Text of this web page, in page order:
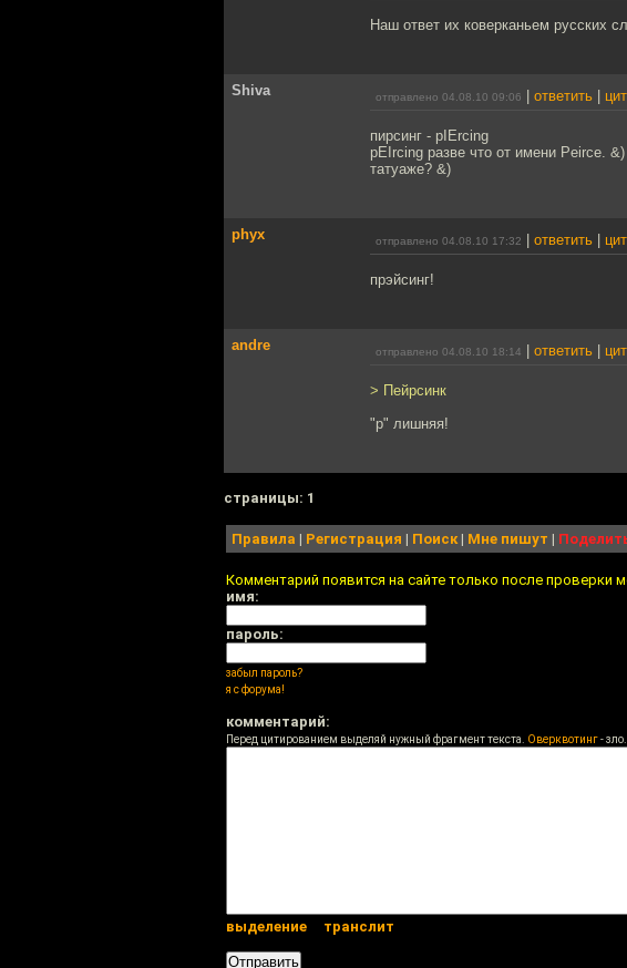
Наш ответ их коверканьем русских
Shiva отправлено 04.08.10 09:06 ответить
пирсинг - pIErcing
pEIrcing разве что от имени Peirce.
татуаже? &)
phyx отправлено 04.08.10 17:32 ответить
прэйсинг!
andre отправлено 04.08.10 18:14 ответить
> Пейрсинк
"р" лишняя!
cтраницы: 1
Правила | Регистрация | Поиск| Мне пишут |
Комментарий появится на сайте только после проверки
имя:
пароль:
забыл пароль?
я с форума!
комментарий:
Перед цитированием выделяй нужный фрагмент текста. Оверквотинг- зло.
выделение транслит